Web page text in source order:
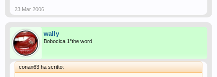
23 Mar 2006
wally
Bobocica 1°the word
conan63 ha scritto: